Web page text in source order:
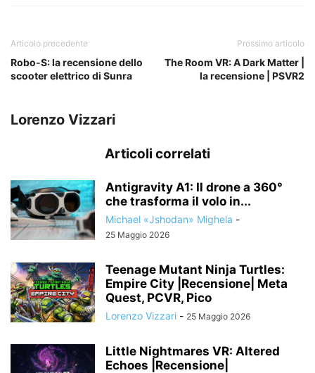
Articolo precedente
Robo-S: la recensione dello
scooter elettrico di Sunra
Prossimo articolo
The Room VR: A Dark Matter |
la recensione | PSVR2
Lorenzo Vizzari
Articoli correlati
Antigravity A1: Il drone a 360°
che trasforma il volo in...
Michael «Jshodan» Mighela -
25 Maggio 2026
Teenage Mutant Ninja Turtles:
Empire City |Recensione| Meta
Quest, PCVR, Pico
Lorenzo Vizzari - 25 Maggio 2026
Little Nightmares VR: Altered
Echoes |Recensione|